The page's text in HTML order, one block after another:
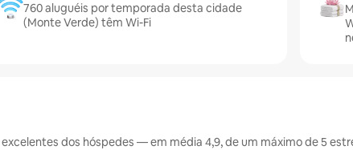
760 aluguéis por temporada desta cidade
(Monte Verde) têm Wi-Fi
dos hóspedes — em média 4,9, de um máximo de 5